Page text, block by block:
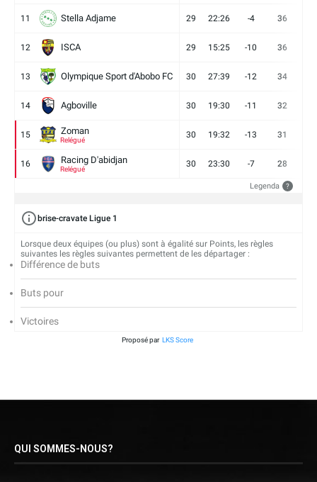
11 Stella Adjame 29 22:26 -4 36
12 ISCA 29 15:25 -10 36
13 Olympique Sport d'Abobo FC 30 27:39 -12 34
14 Agboville 30 19:30 -11 32
15 Zoman
Relégué
30 19:32 -13 31
16 Racing D'abidjan
Relégué
30 23:30 -7 28
Legenda ?
brise-cravate Ligue 1
Lorsque deux équipes (ou plus) sont à égalité sur Points, les règles
suivantes les règles suivantes permettent de les départager :
Différence de buts
Buts pour
Victoires
Proposé par LKS Score
QUI SOMMES-NOUS?